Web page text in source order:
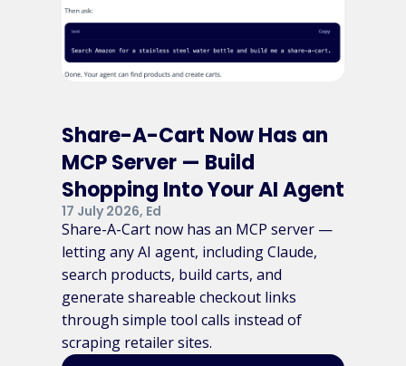
Share-A-Cart Now Has an
MCP Server — Build
Shopping Into Your AI Agent
17 July 2026, Ed
Share-A-Cart now has an MCP server —
letting any AI agent, including Claude,
search products, build carts, and
generate shareable checkout links
through simple tool calls instead of
scraping retailer sites.